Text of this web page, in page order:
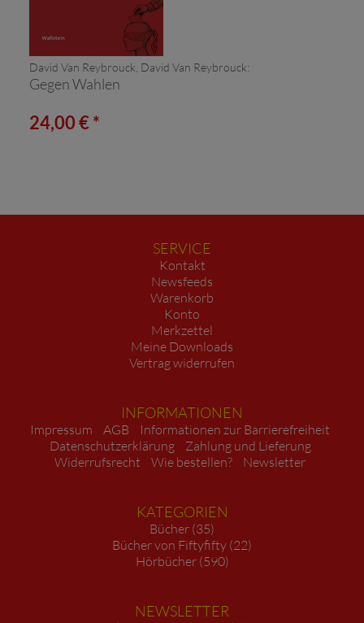
David Van Reybrouck, David Van Reybrouck:
Gegen Wahlen
24,00 € *
SERVICE
Kontakt
Newsfeeds
Warenkorb
Konto
Merkzettel
Meine Downloads
Vertrag widerrufen
INFORMATIONEN
Impressum AGB
Informationen zur Barrierefreiheit
Datenschutzerklärung
Zahlung und Lieferung
Widerrufsrecht
Wie bestellen? Newsletter
KATEGORIEN
Bücher (35)
Bücher von Fiftyfifty (22)
Hörbücher (590)
NEWSLETTER